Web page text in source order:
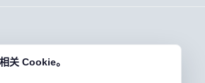
关 Cookie。